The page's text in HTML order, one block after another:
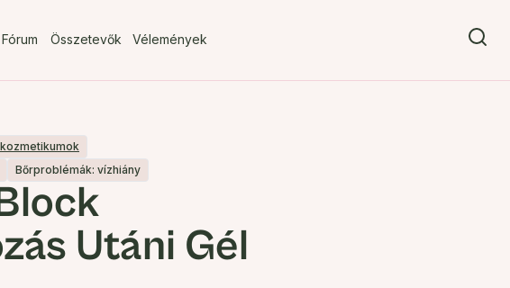
Fórum Összetevők Vélemények
Bőrproblémák: vízhiány
Utáni Gél